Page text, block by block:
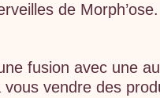
de
fusion avec une
vendre des